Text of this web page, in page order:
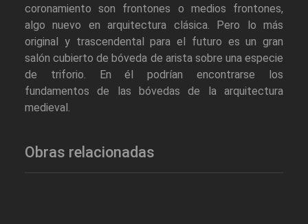
coronamiento son frontones o medios frontones,
algo nuevo en arquitectura clásica. Pero lo más
original y trascendental para el futuro es un gran
salón cubierto de bóveda de arista sobre una especie
de triforio. En él podrían encontrarse los
fundamentos de las bóvedas de la arquitectura
medieval.
Obras relacionadas